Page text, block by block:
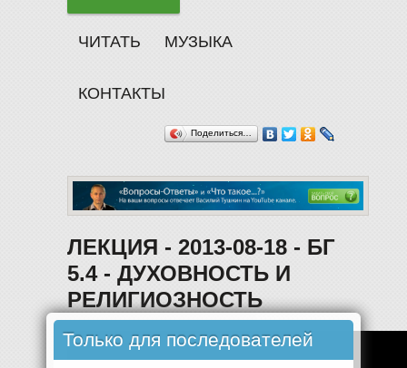
ЧИТАТЬ МУЗЫКА
КОНТАКТЫ
Поделиться…
ЛЕКЦИЯ - 2013-08-18 - БГ
5.4 - ДУХОВНОСТЬ И
РЕЛИГИОЗНОСТЬ
Только для последователей